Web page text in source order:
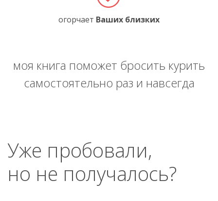
огорчает Ваших близких
моя книга поможет бросить курить
самостоятельно раз и навсегда
Уже пробовали,
но не получалось?